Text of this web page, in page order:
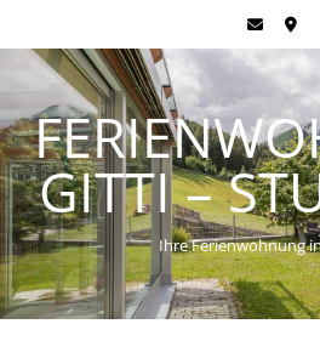
GITTI –
Ihre Ferienwohnung